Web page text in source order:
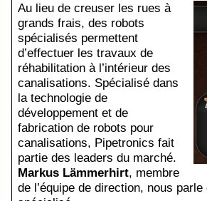
Au lieu de creuser les rues à
grands frais, des robots
spécialisés permettent
d’effectuer les travaux de
réhabilitation à l’intérieur des
canalisations. Spécialisé dans
la technologie de
développement et de
fabrication de robots pour
canalisations, Pipetronics fait
partie des leaders du marché.
Markus Lämmerhirt, membre
de l’équipe de direction, nous